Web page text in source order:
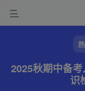
2025秋期中备
识